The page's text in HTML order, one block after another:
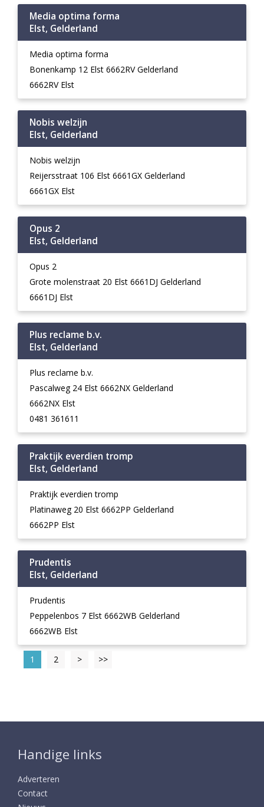
Media optima forma
Elst, Gelderland
Media optima forma
Bonenkamp 12 Elst 6662RV Gelderland
6662RV Elst
Nobis welzijn
Elst, Gelderland
Nobis welzijn
Reijersstraat 106 Elst 6661GX Gelderland
6661GX Elst
Opus 2
Elst, Gelderland
Opus 2
Grote molenstraat 20 Elst 6661DJ Gelderland
6661DJ Elst
Plus reclame b.v.
Elst, Gelderland
Plus reclame b.v.
Pascalweg 24 Elst 6662NX Gelderland
6662NX Elst
0481 361611
Praktijk everdien tromp
Elst, Gelderland
Praktijk everdien tromp
Platinaweg 20 Elst 6662PP Gelderland
6662PP Elst
Prudentis
Elst, Gelderland
Prudentis
Peppelenbos 7 Elst 6662WB Gelderland
6662WB Elst
1 2 > >>
Handige links
Adverteren
Contact